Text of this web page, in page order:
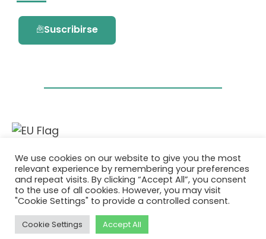
Suscribirse
Este proyecto ha recibido financiación del
programa de investigación e innovación
Horizonte 2020 de la Unión Europea en virtud
del acuerdo de subvención No. 101036418.
Política de Privacidad
We use cookies on our website to give you the most
relevant experience by remembering your preferences
and repeat visits. By clicking “Accept All”, you consent
to the use of all cookies. However, you may visit
"Cookie Settings" to provide a controlled consent.
Cookie Settings Accept All